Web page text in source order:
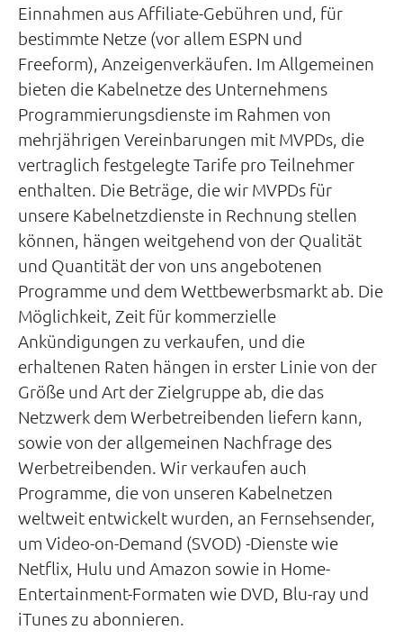
Einnahmen aus Affiliate-Gebühren und, für
bestimmte Netze (vor allem ESPN und
Freeform), Anzeigenverkäufen. Im Allgemeinen
bieten die Kabelnetze des Unternehmens
Programmierungsdienste im Rahmen von
mehrjährigen Vereinbarungen mit MVPDs, die
vertraglich festgelegte Tarife pro Teilnehmer
enthalten. Die Beträge, die wir MVPDs für
unsere Kabelnetzdienste in Rechnung stellen
können, hängen weitgehend von der Qualität
und Quantität der von uns angebotenen
Programme und dem Wettbewerbsmarkt ab. Die
Möglichkeit, Zeit für kommerzielle
Ankündigungen zu verkaufen, und die
erhaltenen Raten hängen in erster Linie von der
Größe und Art der Zielgruppe ab, die das
Netzwerk dem Werbetreibenden liefern kann,
sowie von der allgemeinen Nachfrage des
Werbetreibenden. Wir verkaufen auch
Programme, die von unseren Kabelnetzen
weltweit entwickelt wurden, an Fernsehsender,
um Video-on-Demand (SVOD) -Dienste wie
Netflix, Hulu und Amazon sowie in Home-
Entertainment-Formaten wie DVD, Blu-ray und
iTunes zu abonnieren.